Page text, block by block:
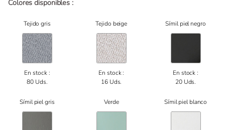
Colores disponibles :
Tejido gris
En stock :
80 Uds.
Tejido beige
En stock :
16 Uds.
Símil piel negro
En stock :
20 Uds.
Símil piel gris Verde Símil piel blanco